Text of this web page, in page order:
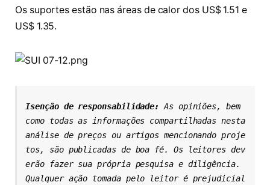
Os suportes estão nas áreas de calor dos US$ 1.51 e
US$ 1.35.
Isenção de responsabilidade: As opiniões, bem
como todas as informações compartilhadas nesta
análise de preços ou artigos mencionando proje
tos, são publicadas de boa fé. Os leitores dev
erão fazer sua própria pesquisa e diligência.
Qualquer ação tomada pelo leitor é prejudicial